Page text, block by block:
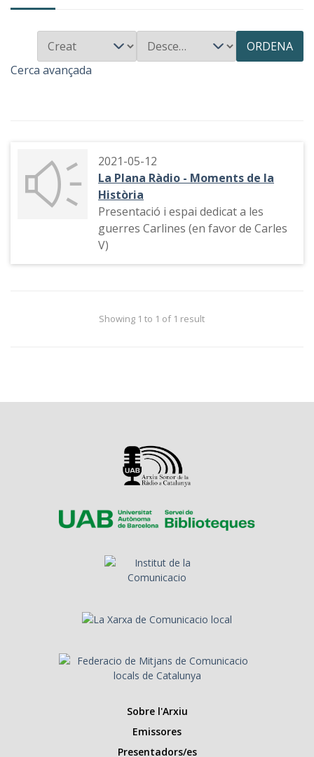
ORDENA
Cerca avançada
2021-05-12
La Plana Ràdio - Moments de la
Història
Presentació i espai dedicat a les
guerres Carlines (en favor de Carles
V)
Showing 1 to 1 of 1 result
Sobre l'Arxiu
Emissores
Presentadors/es